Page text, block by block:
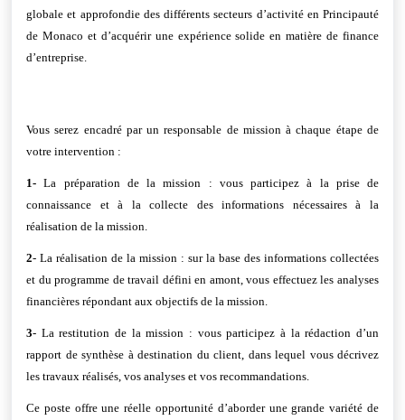
globale et approfondie des différents secteurs d’activité en Principauté
de Monaco et d’acquérir une expérience solide en matière de finance
d’entreprise.
Vous serez encadré par un responsable de mission à chaque étape de
votre intervention :
1- La préparation de la mission : vous participez à la prise de
connaissance et à la collecte des informations nécessaires à la
réalisation de la mission.
2- La réalisation de la mission : sur la base des informations collectées
et du programme de travail défini en amont, vous effectuez les analyses
financières répondant aux objectifs de la mission.
3- La restitution de la mission : vous participez à la rédaction d’un
rapport de synthèse à destination du client, dans lequel vous décrivez
les travaux réalisés, vos analyses et vos recommandations.
Ce poste offre une réelle opportunité d’aborder une grande variété de